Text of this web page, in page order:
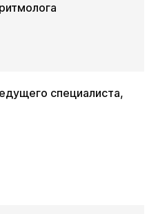
специалиста,